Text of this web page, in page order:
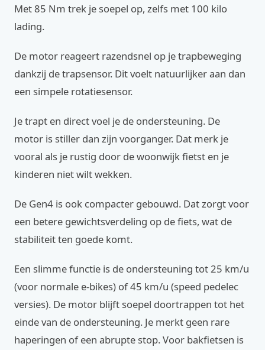
Met 85 Nm trek je soepel op, zelfs met 100 kilo
lading.
De motor reageert razendsnel op je trapbeweging
dankzij de trapsensor. Dit voelt natuurlijker aan dan
een simpele rotatiesensor.
Je trapt en direct voel je de ondersteuning. De
motor is stiller dan zijn voorganger. Dat merk je
vooral als je rustig door de woonwijk fietst en je
kinderen niet wilt wekken.
De Gen4 is ook compacter gebouwd. Dat zorgt voor
een betere gewichtsverdeling op de fiets, wat de
stabiliteit ten goede komt.
Een slimme functie is de ondersteuning tot 25 km/u
(voor normale e-bikes) of 45 km/u (speed pedelec
versies). De motor blijft soepel doortrappen tot het
einde van de ondersteuning. Je merkt geen rare
haperingen of een abrupte stop. Voor bakfietsen is